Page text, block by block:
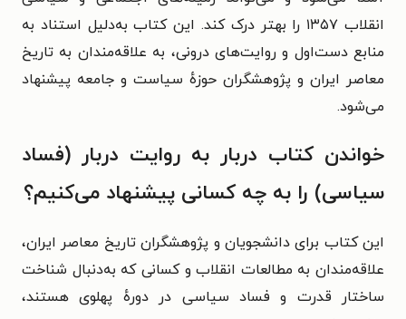
انقلاب ۱۳۵۷ را بهتر درک کند. این کتاب به‌دلیل استناد به
منابع دست‌اول و روایت‌های درونی، به علاقه‌مندان به تاریخ
معاصر ایران و پژوهشگران حوزهٔ سیاست و جامعه پیشنهاد
می‌شود.
خواندن کتاب دربار به روایت دربار (فساد
سیاسی) را به چه کسانی پیشنهاد می‌کنیم؟
این کتاب برای دانشجویان و پژوهشگران تاریخ معاصر ایران،
علاقه‌مندان به مطالعات انقلاب و کسانی که به‌دنبال شناخت
ساختار قدرت و فساد سیاسی در دورهٔ پهلوی هستند،